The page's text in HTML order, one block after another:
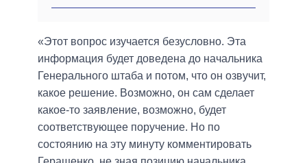
«Этот вопрос изучается безусловно. Эта
информация будет доведена до начальника
Генерального штаба и потом, что он озвучит,
какое решение. Возможно, он сам сделает
какое-то заявление, возможно, будет
соответствующее поручение. Но по
состоянию на эту минуту комментировать